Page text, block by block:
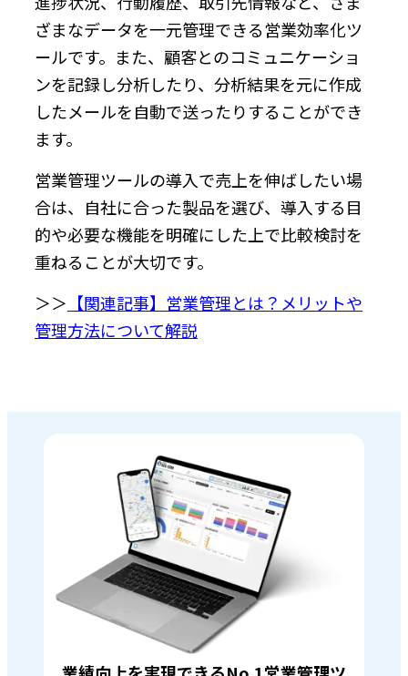
ざまなデータを一元管理できる営業効率化ツ
ールです。また、顧客とのコミュニケーショ
ンを記録し分析したり、分析結果を元に作成
したメールを自動で送ったりすることができ
ます。
営業管理ツールの導入で売上を伸ばしたい場
合は、自社に合った製品を選び、導入する目
的や必要な機能を明確にした上で比較検討を
重ねることが大切です。
＞＞ 【関連記事】営業管理とは？メリットや
管理方法について解説